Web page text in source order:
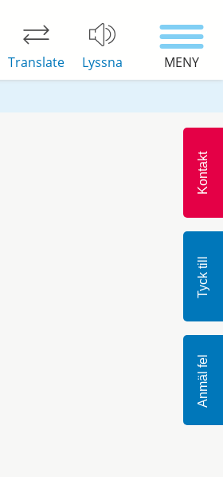
Translate Lyssna MENY
Kontakt
Tyck till
Anmäl fel